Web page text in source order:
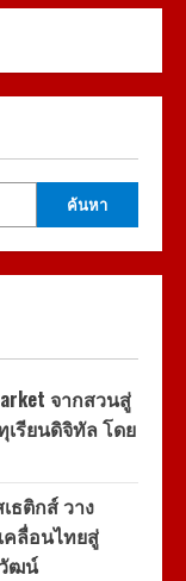
ค้นหา
จากสวนสู่
รียนดิจิทัล โดย
ธติกส์ วาง
คลื่อนไทยสู่
ฒน์